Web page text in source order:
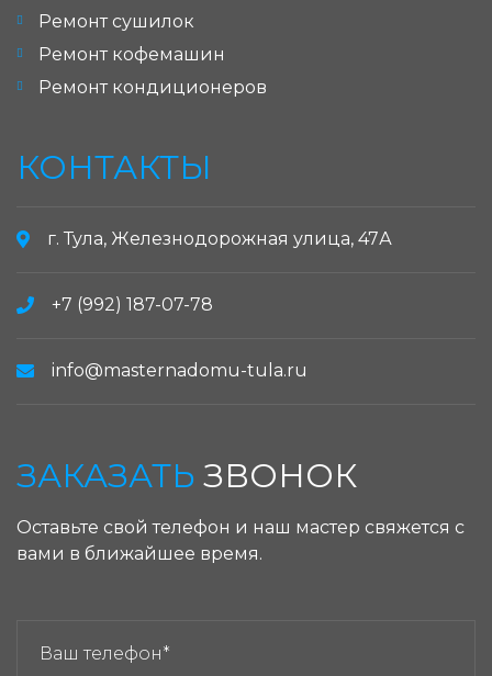
Ремонт сушилок
Ремонт кофемашин
Ремонт кондиционеров
КОНТАКТЫ
г. Тула, Железнодорожная улица, 47А
+7 (992) 187-07-78
info@masternadomu-tula.ru
ЗАКАЗАТЬ ЗВОНОК
Оставьте свой телефон и наш мастер свяжется с
вами в ближайшее время.